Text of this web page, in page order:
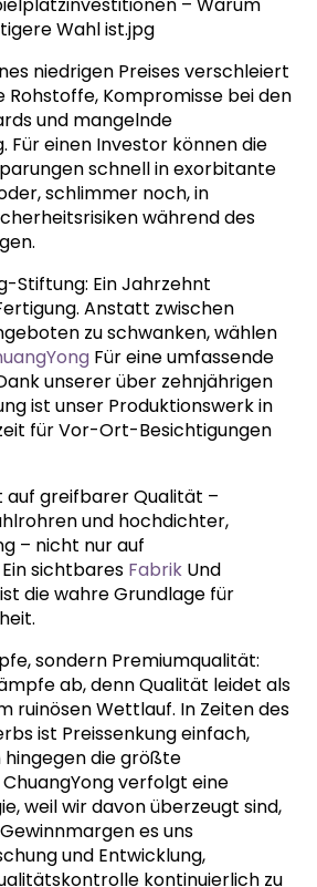
niedrigen Preises verschleiert
Kompromisse bei den
und mangelnde
Für einen Investor können die
schnell in exorbitante
schlimmer noch, in
während des
Stiftung: Ein Jahrzehnt
Anstatt zwischen
zu schwanken, wählen
Für eine umfassende
unserer über zehnjährigen
ist unser Produktionswerk in
für Vor-Ort-Besichtigungen
greifbarer Qualität –
und hochdichter,
– nicht nur auf
sichtbares FabrikUnd
die wahre Grundlage für
sondern Premiumqualität:
ab, denn Qualität leidet als
ruinösen Wettlauf. In Zeiten des
ist Preissenkung einfach,
die größte
verfolgt eine
weil wir davon überzeugt sind,
es uns
und Entwicklung,
kontinuierlich zu